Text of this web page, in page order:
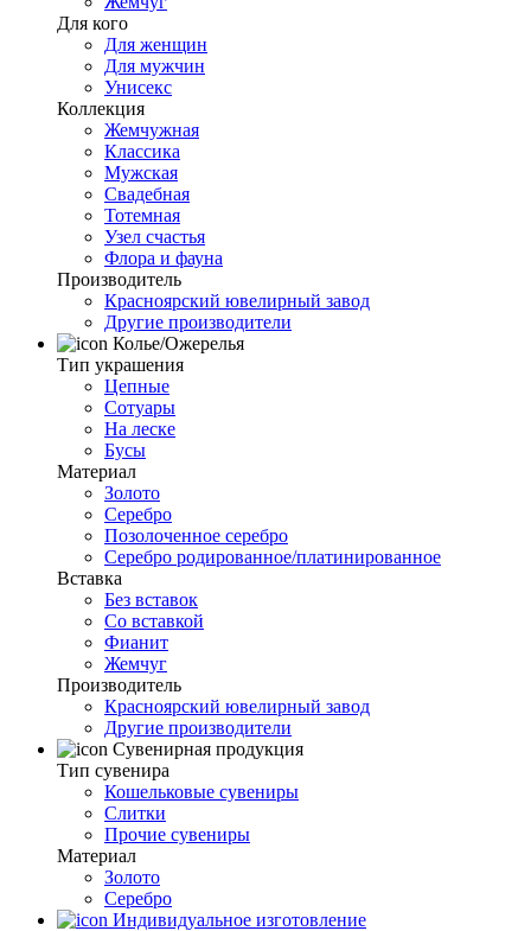
Для кого
Для женщин
Для мужчин
Унисекс
Коллекция
Жемчужная
Классика
Мужская
Свадебная
Тотемная
Узел счастья
Флора и фауна
Производитель
Красноярский ювелирный завод
Другие производители
Колье/Ожерелья
Тип украшения
Цепные
Сотуары
На леске
Бусы
Материал
Золото
Серебро
Позолоченное серебро
Серебро родированное/платинированное
Вставка
Без вставок
Со вставкой
Фианит
Жемчуг
Производитель
Красноярский ювелирный завод
Другие производители
Сувенирная продукция
Тип сувенира
Кошельковые сувениры
Слитки
Прочие сувениры
Материал
Золото
Серебро
Индивидуальное изготовление